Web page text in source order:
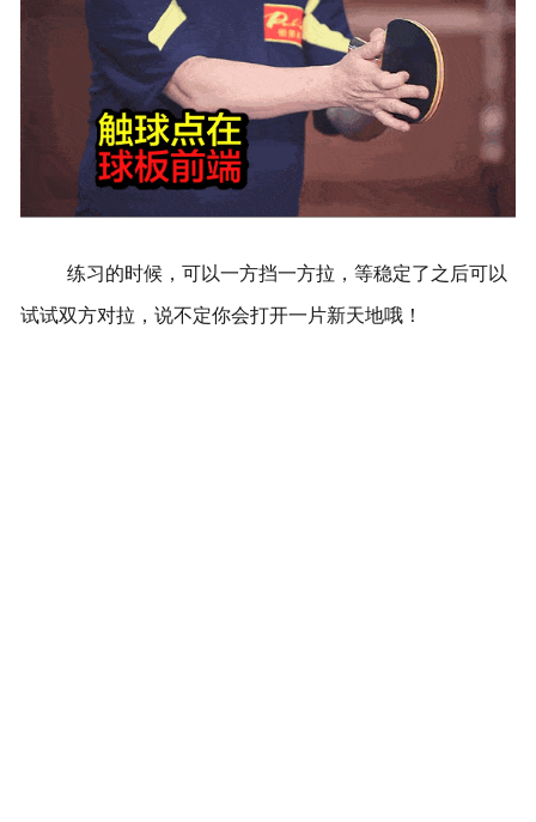
练习的时候，可以一方挡一方拉，等稳定了之后可以
试试双方对拉，说不定你会打开一片新天地哦！